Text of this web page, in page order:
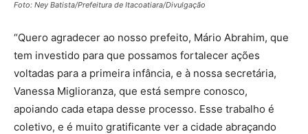
Foto: Ney Batista/Prefeitura de Itacoatiara/Divulgação
“Quero agradecer ao nosso prefeito, Mário Abrahim, que
tem investido para que possamos fortalecer ações
voltadas para a primeira infância, e à nossa secretária,
Vanessa Miglioranza, que está sempre conosco,
apoiando cada etapa desse processo. Esse trabalho é
coletivo, e é muito gratificante ver a cidade abraçando